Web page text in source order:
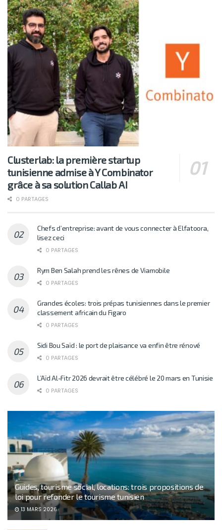
Clusterlab: la première startup
tunisienne admise à Y Combinator
grâce à sa solution Callab AI
0 PARTAGES
Chefs d’entreprise: avant de vous connecter à Elfatoora,
lisez ceci
0 PARTAGES
Rym Ben Salah prend les rênes de Viamobile
0 PARTAGES
Grandes écoles: trois prépas tunisiennes dans le premier
classement africain du Figaro
0 PARTAGES
Sidi Bou Saïd : le port de plaisance va enfin être rénové
0 PARTAGES
L’Aïd Al-Fitr 2026 devrait être célébré le 20 mars en Tunisie
0 PARTAGES
Guides, tourisme social, locations: trois propositions de
loi pour refonder le tourisme tunisien
13 MARS 2026